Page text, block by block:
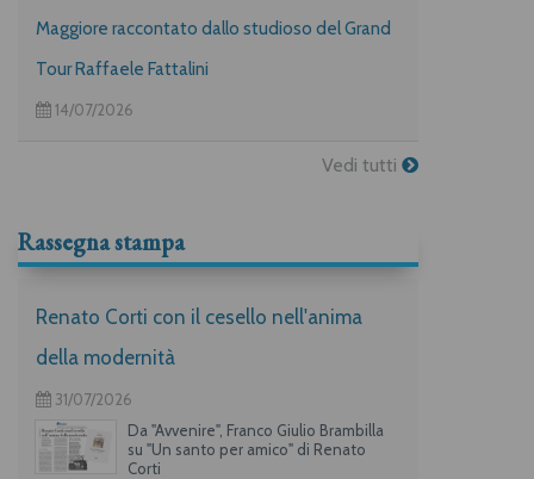
Maggiore raccontato dallo studioso del Grand
Tour Raffaele Fattalini
14/07/2026
Vedi tutti
Rassegna stampa
Renato Corti con il cesello nell'anima
della modernità
31/07/2026
Da "Avvenire", Franco Giulio Brambilla
su "Un santo per amico" di Renato
Corti